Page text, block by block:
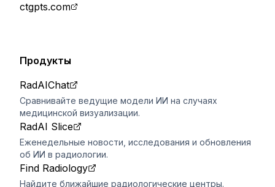
ctgpts.com
Продукты
RadAIChat
Сравнивайте ведущие модели ИИ на случаях
медицинской визуализации.
RadAI Slice
Еженедельные новости, исследования и обновления
об ИИ в радиологии.
Find Radiology
Найдите ближайшие радиологические центры.